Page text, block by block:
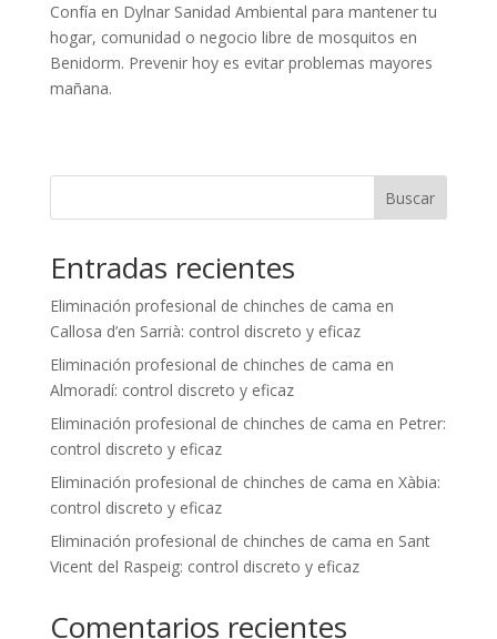
Confía en Dylnar Sanidad Ambiental para mantener tu
hogar, comunidad o negocio libre de mosquitos en
Benidorm. Prevenir hoy es evitar problemas mayores
mañana.
Buscar
Entradas recientes
Eliminación profesional de chinches de cama en
Callosa d’en Sarrià: control discreto y eficaz
Eliminación profesional de chinches de cama en
Almoradí: control discreto y eficaz
Eliminación profesional de chinches de cama en Petrer:
control discreto y eficaz
Eliminación profesional de chinches de cama en Xàbia:
control discreto y eficaz
Eliminación profesional de chinches de cama en Sant
Vicent del Raspeig: control discreto y eficaz
Comentarios recientes